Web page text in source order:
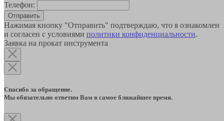
Телефон:
Отправить
Нажимая кнопку "Отправить" подтверждаю, что я ознакомлен
и согласен с условиями политики конфиденциальности.
Заявка на прокат инструмента
Спасибо за обращение.
Мы обязательно ответим Вам в самое ближайшее время.